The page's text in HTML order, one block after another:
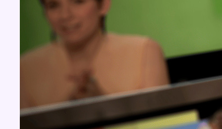
Aucun concours pour le moment